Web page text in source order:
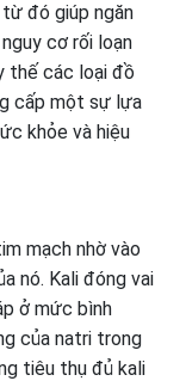
đó giúp ngăn
cơ rối loạn
thế các loại đồ
cấp một sự lựa
khỏe và hiệu
mạch nhờ vào
nó. Kali đóng vai
ở mức bình
của natri trong
tiêu thụ đủ kali